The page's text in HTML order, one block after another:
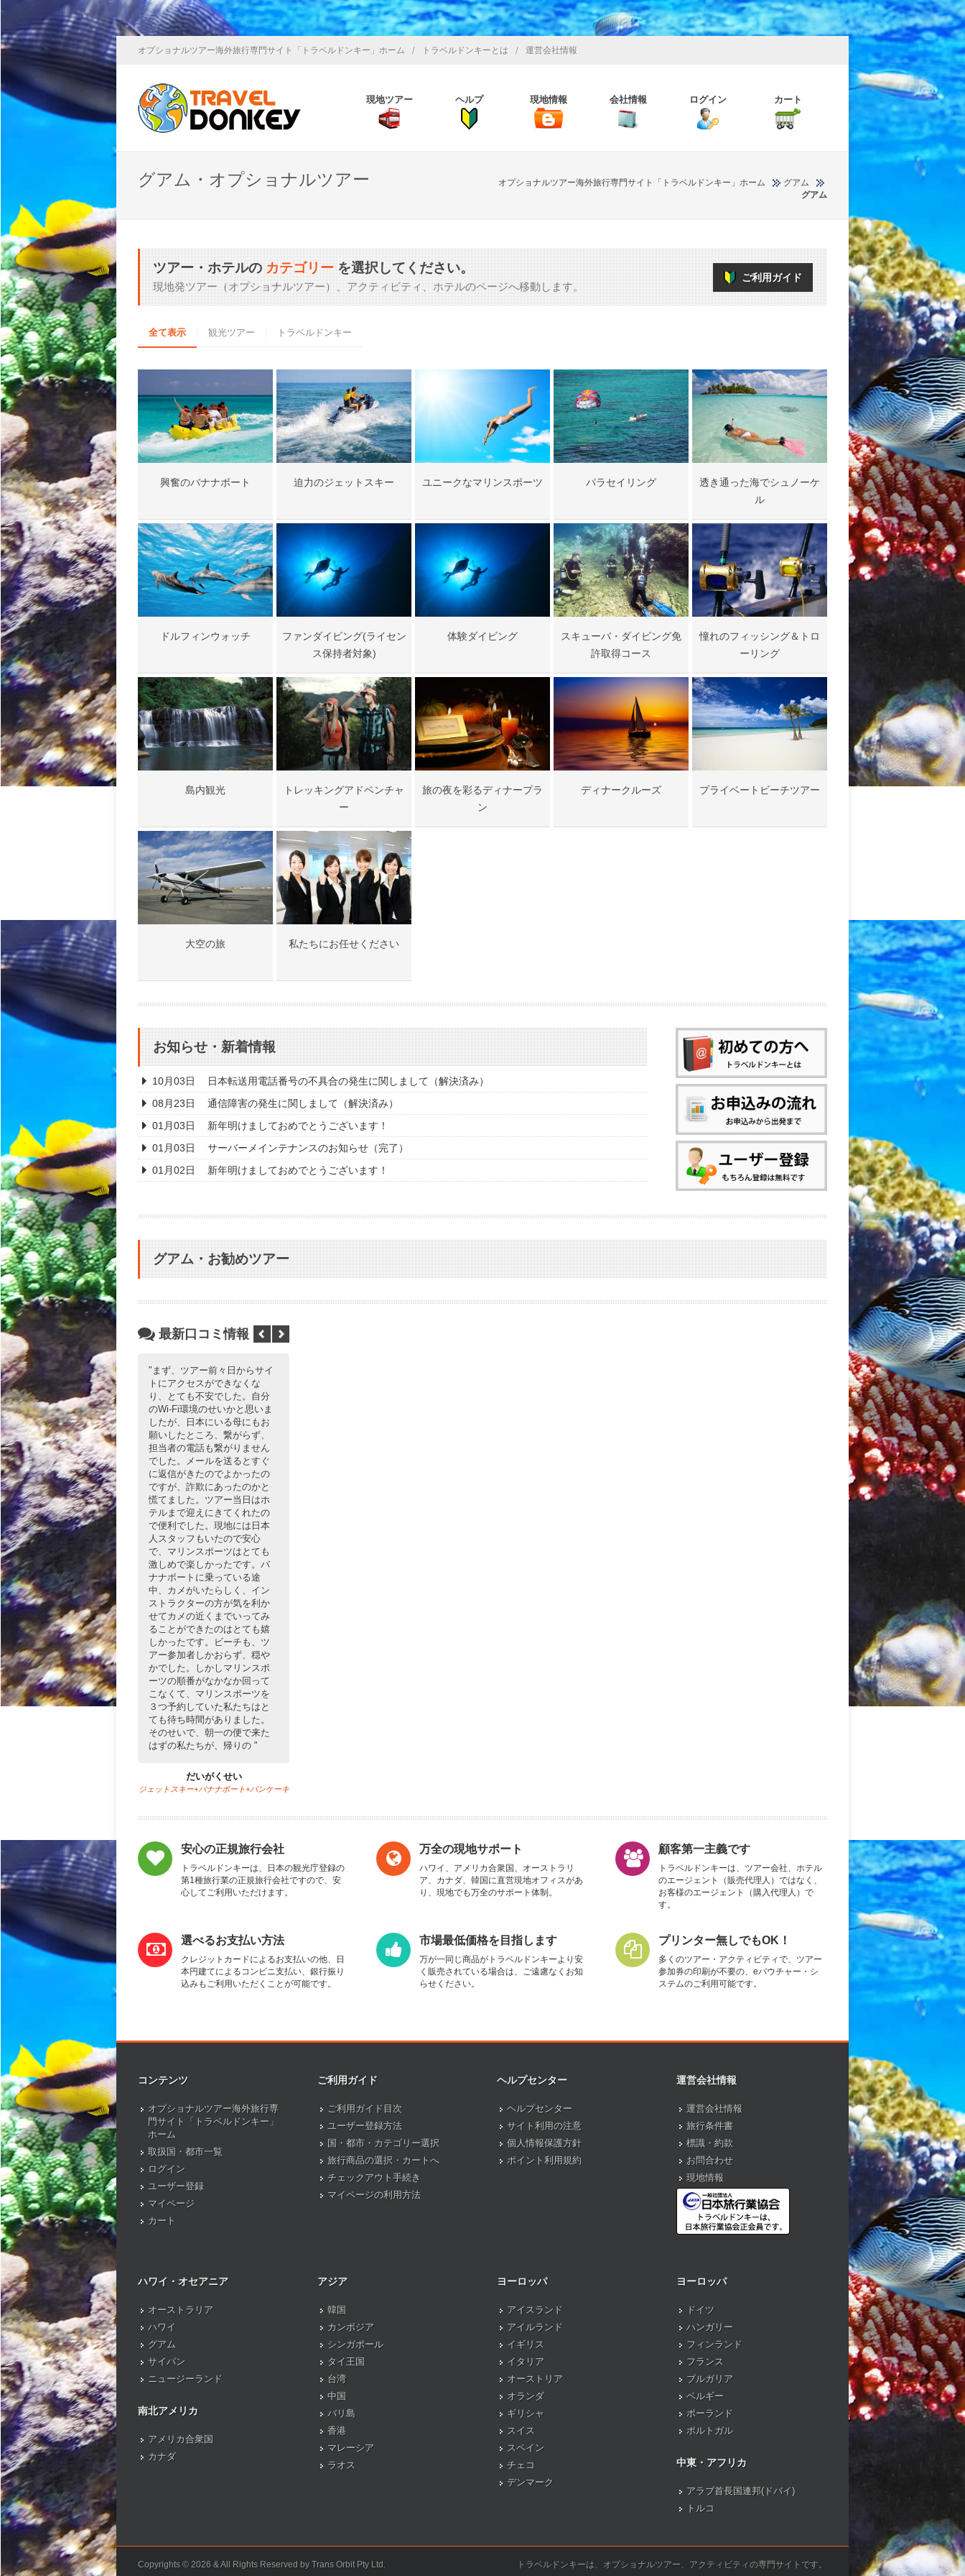
オプショナルツアー海外旅行専門サイト「トラベルドンキー」ホーム / トラベルドンキーとは / 運営会社情報
現地ツアー ヘルプ 現地情報 会社情報 ログイン カート
グアム・オプショナルツアー オプショナルツアー海外旅行専門サイト「トラベルドンキー」ホーム
グアム
グアム
ツアー・ホテルのカテゴリーを選択してください。
現地発ツアー（オプショナルツアー）、アクティビティ、ホテルのページへ移動します。
ご利用ガイド
全て表示 観光ツアー トラベルドンキー
興奮のバナナボート 迫力のジェットスキー ユニークなマリンスポーツ パラセイリング
透き通った海でシュノーケ
ル
ドルフィンウォッチ
ファンダイビング(ライセン
ス保持者対象)
体験ダイビング
スキューバ・ダイビング免
許取得コース
憧れのフィッシング＆トロ
ーリング
島内観光
トレッキングアドベンチャ
ー
旅の夜を彩るディナープラ
ン
ディナークルーズ プライベートビーチツアー
大空の旅 私たちにお任せください
お知らせ・新着情報
10月03日
日本転送用電話番号の不具合の発生に関しまして（解決済み）
08月23日
通信障害の発生に関しまして（解決済み）
01月03日
新年明けましておめでとうございます！
01月03日
サーバーメインテナンスのお知らせ（完了）
01月02日
新年明けましておめでとうございます！
グアム・お勧めツアー
最新口コミ情報
まず、ツアー前々日からサイ
トにアクセスができなくな
り、とても不安でした。自分
のWi-Fi環境のせいかと思いま
したが、日本にいる母にもお
願いしたところ、繋がらず、
担当者の電話も繋がりません
でした。メールを送るとすぐ
に返信がきたのでよかったの
ですが、詐欺にあったのかと
慌てました。ツアー当日はホ
テルまで迎えにきてくれたの
で便利でした。現地には日本
人スタッフもいたので安心
で、マリンスポーツはとても
激しめで楽しかったです。バ
ナナボートに乗っている途
中、カメがいたらしく、イン
ストラクターの方が気を利か
せてカメの近くまでいってみ
ることができたのはとても嬉
しかったです。ビーチも、ツ
アー参加者しかおらず、穏や
かでした。しかしマリンスポ
ーツの順番がなかなか回って
こなくて、マリンスポーツを
３つ予約していた私たちはと
ても待ち時間がありました。
そのせいで、朝一の便で来た
はずの私たちが、帰りの
だいがくせい
ジェットスキー+バナナボート+パンケーキ
人生1度はやってみたほうがい
【体験パック】ジェットスキー+バナナボ
ート+パラセーリング+ビーチシュノーケル
+ガイド付きシュノーケル+ランチ
安心の正規旅行会社
トラベルドンキーは、日本の観光庁登録の
第1種旅行業の正規旅行会社ですので、安
心してご利用いただけます。
万全の現地サポート
ハワイ、アメリカ合衆国、オーストラリ
ア、カナダ、韓国に直営現地オフィスがあ
り、現地でも万全のサポート体制。
顧客第一主義です
トラベルドンキーは、ツアー会社、ホテル
のエージェント（販売代理人）ではなく、
お客様のエージェント（購入代理人）で
す。
選べるお支払い方法
クレジットカードによるお支払いの他、日
本円建てによるコンビニ支払い、銀行振り
込みもご利用いただくことが可能です。
市場最低価格を目指します
万が一同じ商品がトラベルドンキーより安
く販売されている場合は、ご遠慮なくお知
らせください。
プリンター無しでもOK！
多くのツアー・アクティビティで、ツアー
参加券の印刷が不要の、eバウチャー・シ
ステムのご利用可能です。
コンテンツ
オプショナルツアー海外旅行専
門サイト「トラベルドンキー」
ホーム
取扱国・都市一覧
ログイン
ユーザー登録
マイページ
カート
ご利用ガイド
ご利用ガイド目次
ユーザー登録方法
国・都市・カテゴリー選択
旅行商品の選択・カートへ
チェックアウト手続き
マイページの利用方法
ヘルプセンター
ヘルプセンター
サイト利用の注意
個人情報保護方針
ポイント利用規約
運営会社情報
運営会社情報
旅行条件書
標識・約款
お問合わせ
現地情報
ハワイ・オセアニア
オーストラリア
ハワイ
グアム
サイパン
ニュージーランド
南北アメリカ
アメリカ合衆国
カナダ
アジア
韓国
カンボジア
シンガポール
タイ王国
台湾
中国
バリ島
香港
マレーシア
ラオス
ヨーロッパ
アイスランド
アイルランド
イギリス
イタリア
オーストリア
オランダ
ギリシャ
スイス
スペイン
チェコ
デンマーク
ヨーロッパ
ドイツ
ハンガリー
フィンランド
フランス
ブルガリア
ベルギー
ポーランド
ポルトガル
中東・アフリカ
アラブ首長国連邦(ドバイ)
トルコ
Copyrights © 2026 & All Rights Reserved by Trans Orbit Pty Ltd. トラベルドンキーは、オプショナルツアー、アクティビティの専門サイトです。